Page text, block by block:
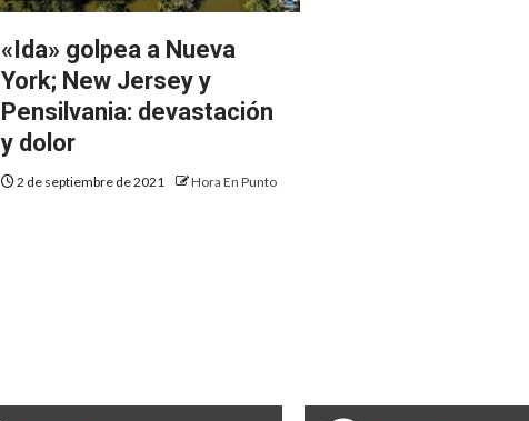
«Ida» golpea a Nueva
York; New Jersey y
Pensilvania: devastación
y dolor
2 de septiembre de 2021 Hora En Punto